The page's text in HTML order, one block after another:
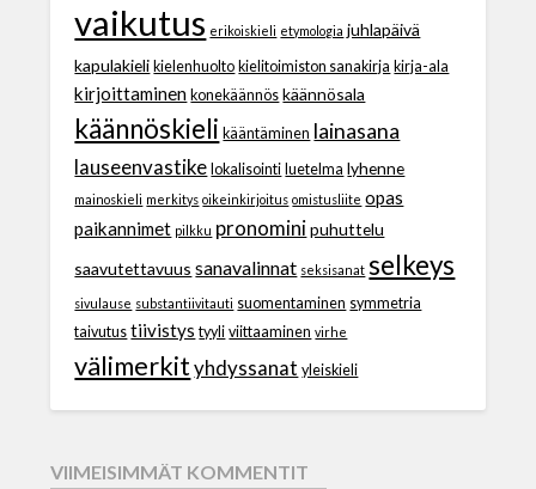
vaikutus erikoiskieli etymologia juhlapäivä
kapulakieli kielenhuolto kielitoimiston sanakirja kirja-ala
kirjoittaminen konekäännös käännösala
käännöskieli kääntäminen lainasana
lauseenvastike lokalisointi luetelma lyhenne
mainoskieli merkitys oikeinkirjoitus omistusliite opas
paikannimet pilkku pronomini puhuttelu
saavutettavuus sanavalinnat seksisanat selkeys
sivulause substantiivitauti suomentaminen symmetria
taivutus tiivistys tyyli viittaaminen virhe
välimerkit yhdyssanat yleiskieli
VIIMEISIMMÄT KOMMENTIT